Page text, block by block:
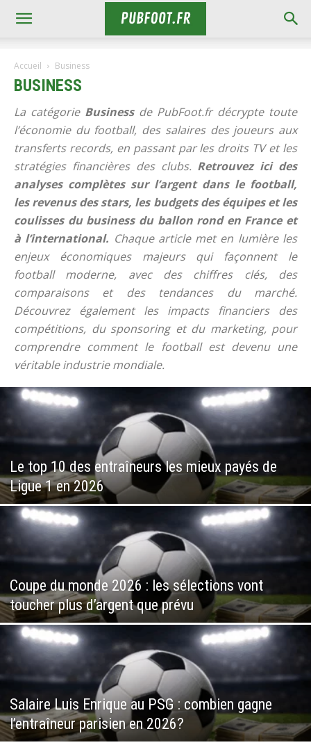
Accueil Business
BUSINESS
La catégorie Businessde PubFoot.fr décrypte toute
l’économie du football, des salaires des joueurs aux
transferts records, en passant par les droits TV et les
stratégies financières des clubs. Retrouvez ici des
analyses complètes sur l’argent dans le football,
les revenus des stars, les budgets des équipes et les
coulisses du business du ballon rond en France et
à l’international. Chaque article met en lumière les
enjeux économiques majeurs qui façonnent le
football moderne, avec des chiffres clés, des
comparaisons et des tendances du marché.
Découvrez également les impacts financiers des
compétitions, du sponsoring et du marketing, pour
comprendre comment le football est devenu une
véritable industrie mondiale.
Le top 10 des entraîneurs les mieux payés de
Ligue 1 en 2026
Coupe du monde 2026 : les sélections vont
toucher plus d’argent que prévu
Salaire Luis Enrique au PSG : combien gagne
l’entraîneur parisien en 2026?